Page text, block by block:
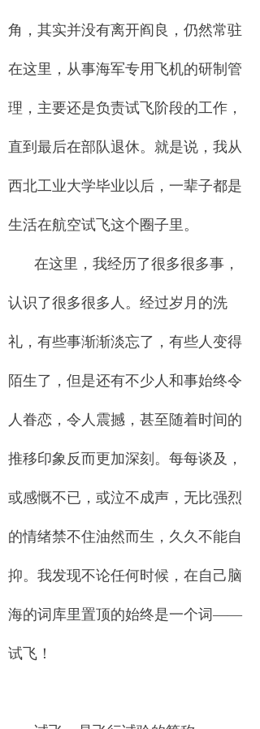
角，其实并没有离开阎良，仍然常驻
在这里，从事海军专用飞机的研制管
理，主要还是负责试飞阶段的工作，
直到最后在部队退休。就是说，我从
西北工业大学毕业以后，一辈子都是
生活在航空试飞这个圈子里。
在这里，我经历了很多很多事，
认识了很多很多人。经过岁月的洗
礼，有些事渐渐淡忘了，有些人变得
陌生了，但是还有不少人和事始终令
人眷恋，令人震撼，甚至随着时间的
推移印象反而更加深刻。每每谈及，
或感慨不已，或泣不成声，无比强烈
的情绪禁不住油然而生，久久不能自
抑。我发现不论任何时候，在自己脑
海的词库里置顶的始终是一个词——
试飞！